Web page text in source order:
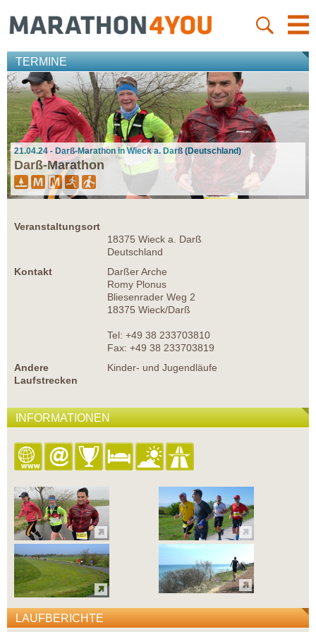
TERMINE
21.04.24 - Darß-Marathon in Wieck a. Darß (Deutschland)
Darß-Marathon
Veranstaltungsort
18375 Wieck a. Darß
Deutschland
Kontakt
Darßer Arche
Romy Plonus
Bliesenrader Weg 2
18375 Wieck/Darß
Tel: +49 38 233703810
Fax: +49 38 233703819
Andere
Laufstrecken
Kinder- und Jugendläufe
INFORMATIONEN
LAUFBERICHTE